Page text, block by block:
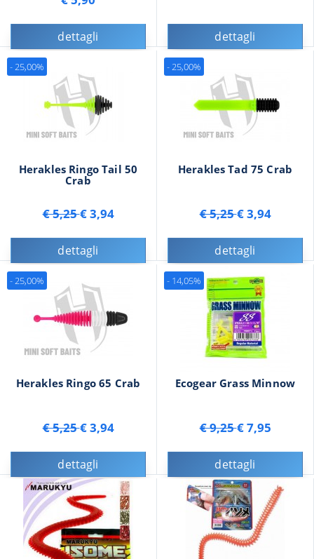
dettagli dettagli
Herakles Ringo Tail 50
Crab
€ 5,25€ 3,94
dettagli
- 25,00%
Herakles Tad 75 Crab
€ 5,25€ 3,94
dettagli
- 25,00%
Herakles Ringo 65 Crab
€ 5,25€ 3,94
dettagli
- 25,00%
Ecogear Grass Minnow
€ 9,25€ 7,95
dettagli
- 14,05%